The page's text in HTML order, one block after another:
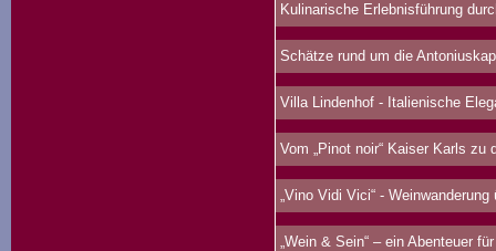
Kulinarische Erlebnisführung
Schätze rund um die
Villa Lindenhof - Italienische
Vom „Pinot noir“ Kaiser Karls zu
„Vino Vidi Vici“ -
„Wein & Sein“ – ein Abenteuer